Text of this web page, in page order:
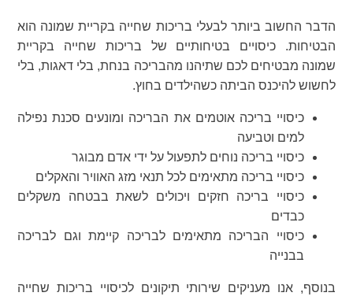
הדבר החשוב ביותר לבעלי בריכות שחייה בקריית שמונה הוא
הבטיחות. כיסויים בטיחותיים של בריכות שחייה בקריית
שמונה מבטיחים לכם שתיהנו מהבריכה בנחת, בלי דאגות, בלי
לחשוש להיכנס הביתה כשהילדים בחוץ.
כיסויי בריכה אוטמים את הבריכה ומונעים סכנת נפילה
למים וטביעה
כיסויי בריכה נוחים לתפעול על ידי אדם מבוגר
כיסויי בריכה מתאימים לכל תנאי מזג האוויר והאקלים
כיסויי בריכה חזקים ויכולים לשאת בבטחה משקלים
כבדים
כיסויי הבריכה מתאימים לבריכה קיימת וגם לבריכה
בבנייה
בנוסף, אנו מעניקים שירותי תיקונים לכיסויי בריכות שחייה